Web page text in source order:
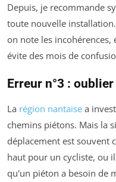
Depuis, je recommande
toute nouvelle
on note les incohérences,
évite des mois de
Erreur n°3 :
La région nantaise a
chemins piétons. Mais la
déplacement est souvent
haut pour un cycliste, ou
qu'un piéton a besoin de